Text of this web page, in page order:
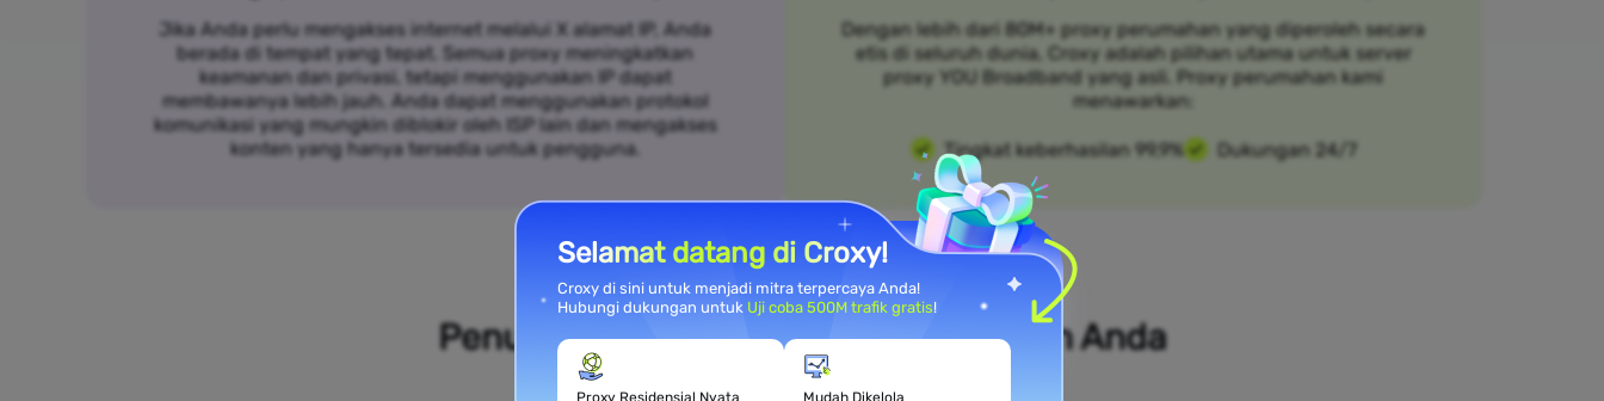
Jika Anda perlu mengakses internet melalui X alamat IP, Anda
berada di tempat yang tepat. Semua proxy meningkatkan
keamanan dan privasi, tetapi menggunakan IP dapat
membawanya lebih jauh. Anda dapat menggunakan protokol
komunikasi yang mungkin diblokir oleh ISP lain dan mengakses
konten yang hanya tersedia untuk pengguna.
Dengan lebih dari 80M+ proxy perumahan yang diperoleh secara
etis di seluruh dunia, Croxy adalah pilihan utama untuk server
proxy YOU Broadband yang asli. Proxy perumahan kami
menawarkan:
Tingkat keberhasilan 99,9% Dukungan 24/7
Penuhi Kebutuhan Kasus Penggunaan Anda
Selamat datang di Croxy!
Croxy di sini untuk menjadi mitra terpercaya Anda!
Hubungi dukungan untuk Uji coba 500M trafik gratis!
Proxy Residensial Nyata Mudah Dikelola